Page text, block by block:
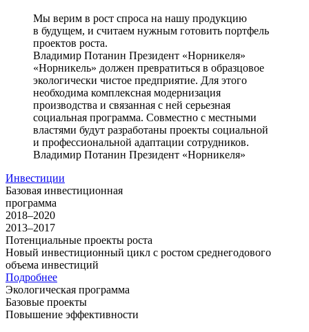
Мы верим в рост спроса на нашу продукцию
в будущем, и считаем нужным готовить портфель
проектов роста.
Владимир Потанин Президент «Норникеля»
«Норникель» должен превратиться в образцовое
экологически чистое предприятие. Для этого
необходима комплексная модернизация
производства и связанная с ней серьезная
социальная программа. Совместно с местными
властями будут разработаны проекты социальной
и профессиональной адаптации сотрудников.
Владимир Потанин Президент «Норникеля»
Инвестиции
Базовая инвестиционная
программа
2018–2020
2013–2017
Потенциальные проекты роста
Новый инвестиционный цикл с ростом среднегодового
объема инвестиций
Подробнее
Экологическая программа
Базовые проекты
Повышение эффективности